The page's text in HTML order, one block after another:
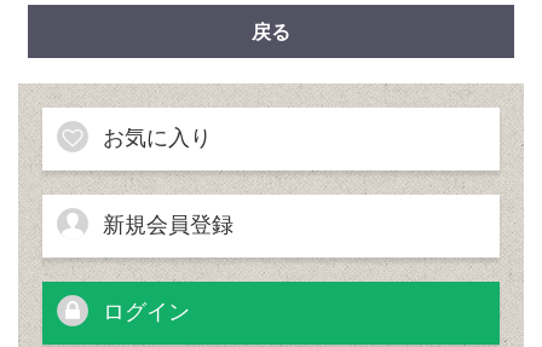
戻る
お気に入り
新規会員登録
ログイン